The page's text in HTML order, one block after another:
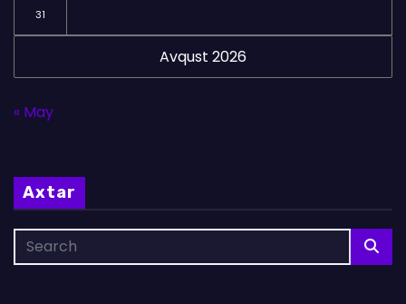
Avqust 2026
31
« May
Axtar